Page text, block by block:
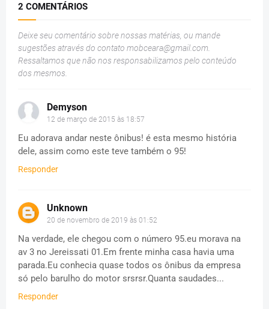
2 COMENTÁRIOS
Deixe seu comentário sobre nossas matérias, ou mande
sugestões através do contato mobceara@gmail.com
Ressaltamos que não nos responsabilizamos pelo conteúdo
dos mesmos.
Demyson
12 de março de 2015 às 18:57
Eu adorava andar neste ônibus! é esta mesmo história
dele, assim como este teve também o 95!
Responder
Unknown
20 de novembro de 2019 às 01:52
Na verdade, ele chegou com o número 95.eu morava na
av 3 no Jereissati 01.Em frente minha casa havia uma
parada.Eu conhecia quase todos os ônibus da empresa
só pelo barulho do motor srsrsr.Quanta saudades...
Responder